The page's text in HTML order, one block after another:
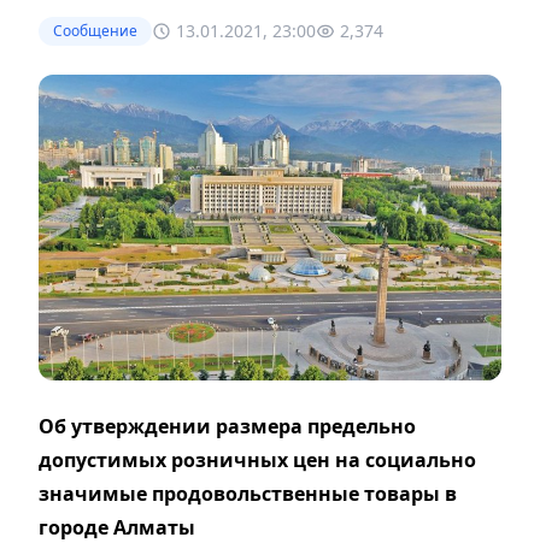
Сообщение 13.01.2021, 23:00 2,374
Об утверждении размера предельно
допустимых розничных цен на социально
значимые продовольственные товары в
городе Алматы